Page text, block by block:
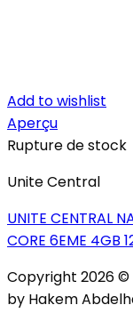
Add to wishlist
Aperçu
Rupture de stock
Unite Central
UNITE CENTRAL
CORE 6EME 4GB
Copyright 2026 ©
by Hakem